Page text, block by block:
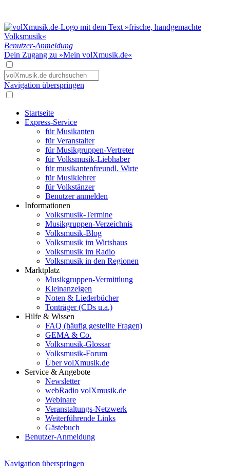
Benutzer-Anmeldung
Dein Zugang zu »Mein volXmusik.de«
Navigation überspringen
Startseite
Express-Service
für Musikanten
für Veranstalter
für Musikgruppen-Vertreter
für Volksmusik-Liebhaber
für musikantenfreundl. Wirte
für Musiklehrer
für Volkstänzer
Benutzer anmelden
Informationen
Volksmusik-Termine
Musikgruppen-Verzeichnis
Volksmusik-Blog
Volksmusik im Wirtshaus
Volksmusik im Radio
Volksmusik in den Regionen
Marktplatz
Musikgruppen-Vermittlung
Kleinanzeigen
Noten & Liederbücher
Tonträger (CDs u.a.)
Hilfe & Wissen
FAQ (häufig gestellte Fragen)
GEMA & Co.
Volksmusik-Glossar
Volksmusik-Forum
Über volXmusik.de
Service & Angebote
Newsletter
webRadio volXmusik.de
Webinare
Veranstaltungs-Netzwerk
Weiterführende Links
Gästebuch
Benutzer-Anmeldung
Navigation überspringen